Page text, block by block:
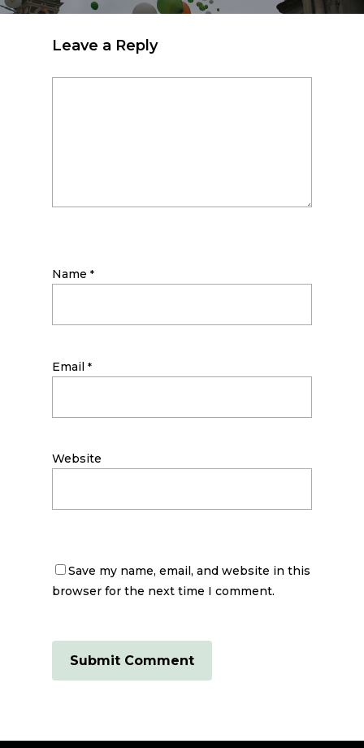
Leave a Reply
Name *
Email *
Website
Save my name, email, and website in this
browser for the next time I comment.